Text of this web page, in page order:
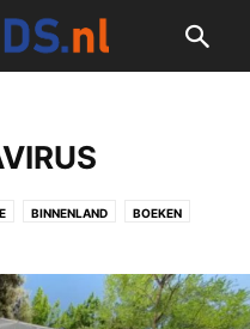
BINNENLAND BOEKEN
ISRAËL NIEUWS
PODCAST RECEPTEN